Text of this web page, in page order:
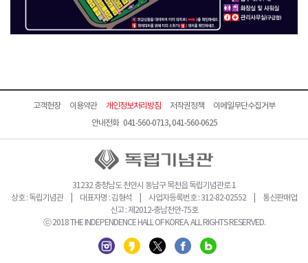
고객헌장 이용약관 개인정보처리방침 저작권정책
이메일무단수집거부
안내전화 041-560-0713, 041-560-0625
31232 충청남도 천안시 동남구 목천읍 독립기념관로 1
상호 : 독립기념관 | 대표자명 : 김형석 | 사업자등록번호 : 312-82-02552 | 통신판매업
신고 : 제2012-충남천안-75호
ⓒ 2018 THE INDEPENDENCE HALL OF KOREA. ALL RIGHTS RESERVED.